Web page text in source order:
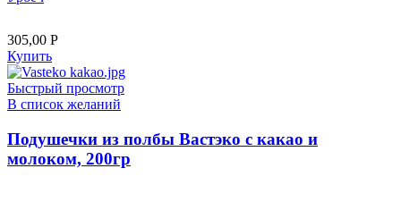
305,00 Р
Купить
Быстрый просмотр
В список желаний
Подушечки из полбы Вастэко с какао и
молоком, 200гр